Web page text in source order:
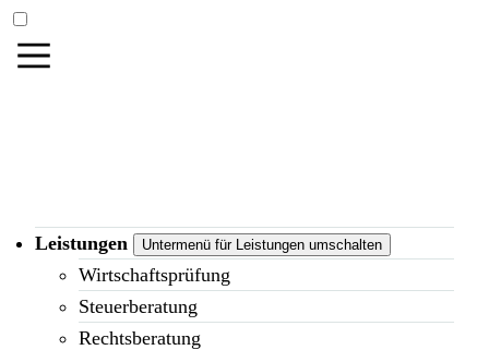
Leistungen Untermenü für Leistungen umschalten
Wirtschaftsprüfung
Steuerberatung
Rechtsberatung